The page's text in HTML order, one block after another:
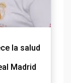
la salud
Madrid